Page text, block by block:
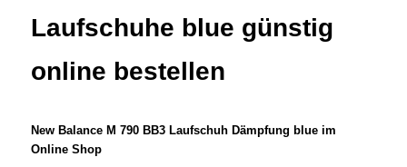
Laufschuhe blue günstig
online bestellen
New Balance M 790 BB3 Laufschuh Dämpfung blue im
Online Shop